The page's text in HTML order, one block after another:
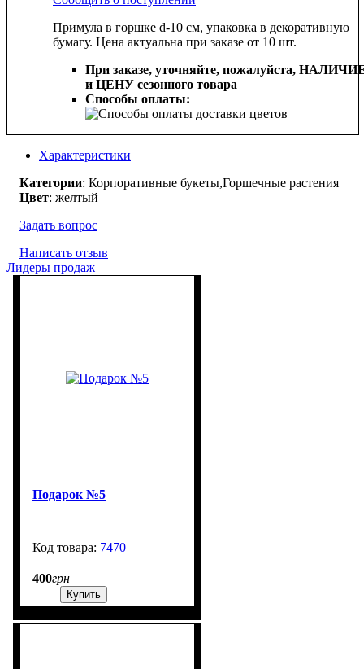
Примула в горшке d-10 см, упаковка в декоративную
бумагу. Цена актуальна при заказе от 10 шт.
При заказе, уточняйте, пожалуйста,
и ЦЕНУ сезонного товара
Способы оплаты:
Характеристики
Категории: Корпоративные букеты,Горшечные растения
Цвет: желтый
Задать вопрос
Написать отзыв
Лидеры продаж
Подарок №5
7470
400грн
Купить